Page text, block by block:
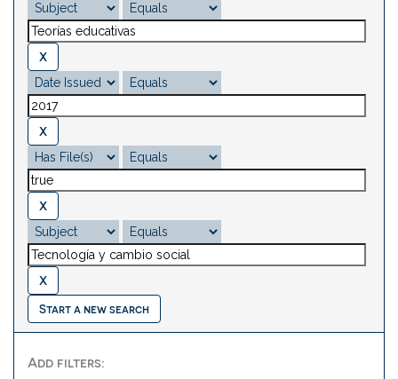
Start a new search
Add filters: